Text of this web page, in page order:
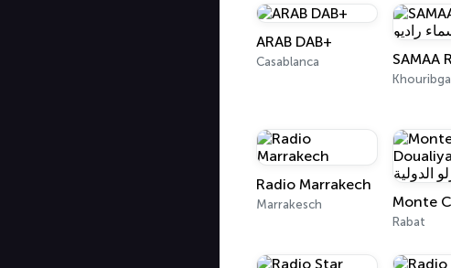
ARAB DAB+
Casablanca
Khouribga
Radio Marrakech
Marrakesch
Rabat